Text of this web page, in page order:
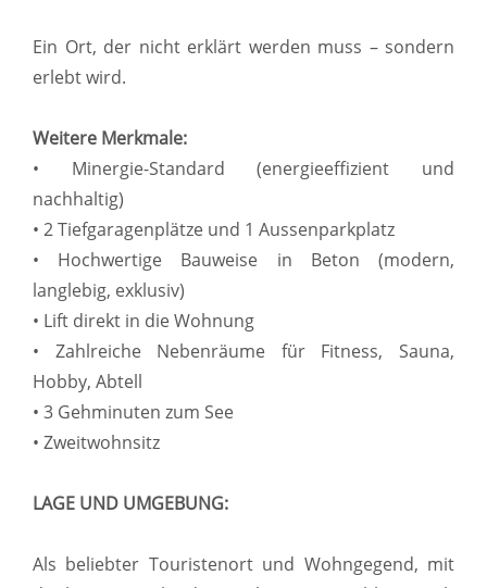
Ein Ort, der nicht erklärt werden muss – sondern
erlebt wird.
Weitere Merkmale:
• Minergie-Standard (energieeffizient und
nachhaltig)
• 2 Tiefgaragenplätze und 1 Aussenparkplatz
• Hochwertige Bauweise in Beton (modern,
langlebig, exklusiv)
• Lift direkt in die Wohnung
• Zahlreiche Nebenräume für Fitness, Sauna,
Hobby, Abtell
• 3 Gehminuten zum See
• Zweitwohnsitz
LAGE UND UMGEBUNG:
Als beliebter Touristenort und Wohngegend, mit